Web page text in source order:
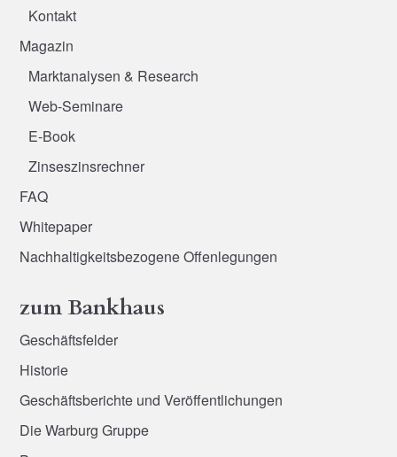
Kontakt
Magazin
Marktanalysen & Research
Web-Seminare
E-Book
Zinseszinsrechner
FAQ
Whitepaper
Nachhaltigkeitsbezogene Offenlegungen
zum Bankhaus
Geschäftsfelder
Historie
Geschäftsberichte und Veröffentlichungen
Die Warburg Gruppe